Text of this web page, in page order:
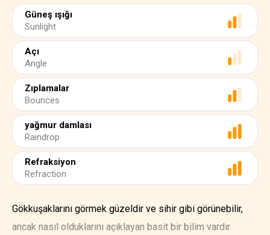
Güneş ışığı
Sunlight
Açı
Angle
Zıplamalar
Bounces
yağmur damlası
Raindrop
Refraksiyon
Refraction
Gökkuşaklarını görmek güzeldir ve sihir gibi görünebilir,
ancak nasıl olduklarını açıklayan basit bir bilim vardır.